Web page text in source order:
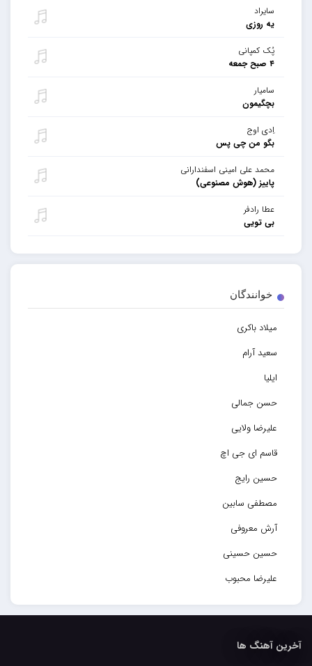
سایراد
یه روزی
پُک کمپانی
۴ صبح جمعه
سامیار
بچگیمون
اِدی اوج
بگو من چی پس
محمد علی امینی اسفندارانی
پاییز (هوش مصنوعی)
عطا رادفر
بی تویی
خوانندگان
میلاد باکری
سعید آرام
ایلیا
حسن جمالی
علیرضا ولایی
قاسم ای جی اچ
حسین رایج
مصطفی سابین
آرش معروفی
حسین حسینی
علیرضا محبوب
حسین حصارکی
کاپیتان
آخرین آهنگ ها